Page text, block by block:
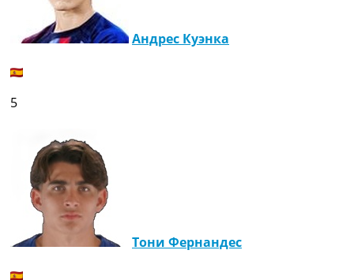
Андрес Куэнка
5
Тони Фернандес